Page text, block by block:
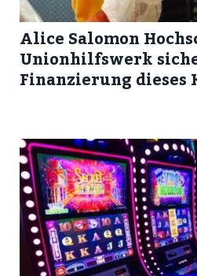
Alice Salomon
Unionhilfswerk
Finanzierung